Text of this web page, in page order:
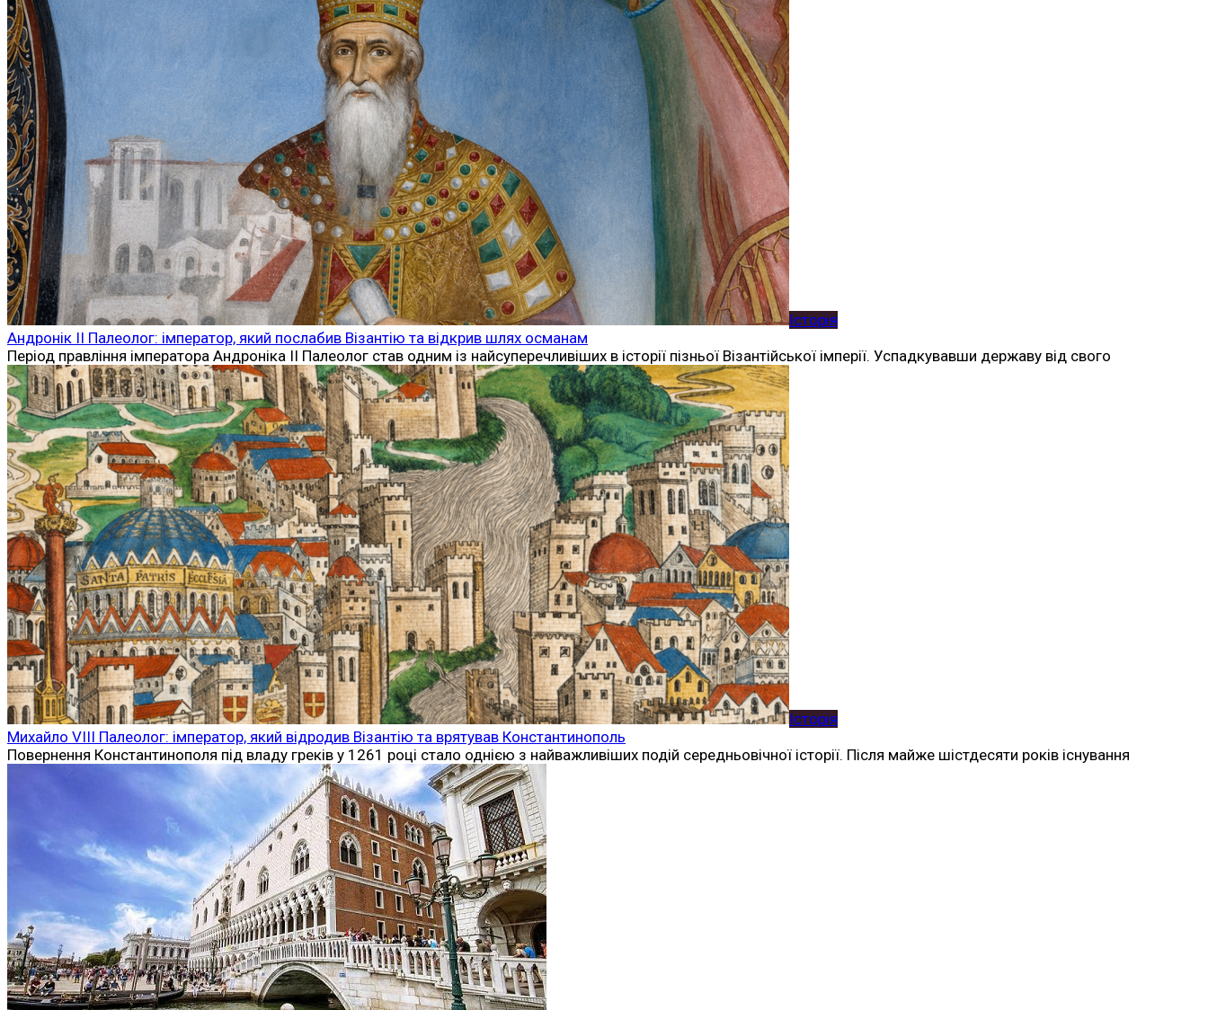
Історія
Андронік II Палеолог: імператор, який послабив Візантію та відкрив шлях османам
Період правління імператора Андроніка II Палеолог став одним із найсуперечливіших в історії пізньої Візантійської імперії. Успадкувавши державу від свого
Історія
Михайло VIII Палеолог: імператор, який відродив Візантію та врятував Константинополь
Повернення Константинополя під владу греків у 1261 році стало однією з найважливіших подій середньовічної історії. Після майже шістдесяти років існування